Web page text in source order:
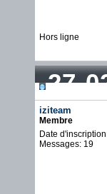
Hors ligne
27-
iziteam
Membre
Date
Messages: 19